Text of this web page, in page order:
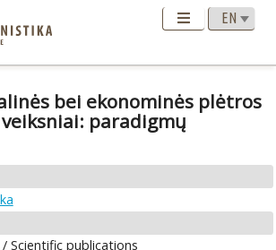
bei ekonominės plėtros
paradigmų
Scientific publications